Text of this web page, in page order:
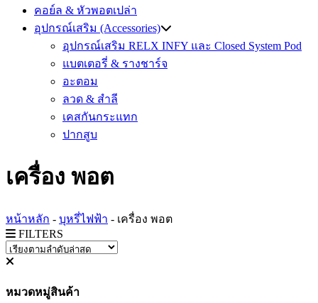
คอย์ล & หัวพอตเปล่า
อุปกรณ์เสริม (Accessories)
อุปกรณ์เสริม RELX INFY และ Closed System Pod
แบตเตอรี่ & รางชาร์จ
อะตอม
ลวด ​& สำลี
เคสกันกระแทก
ปากสูบ
เครื่อง พอต
หน้าหลัก - บุหรี่ไฟฟ้า - เครื่อง พอต
FILTERS
หมวดหมู่สินค้า